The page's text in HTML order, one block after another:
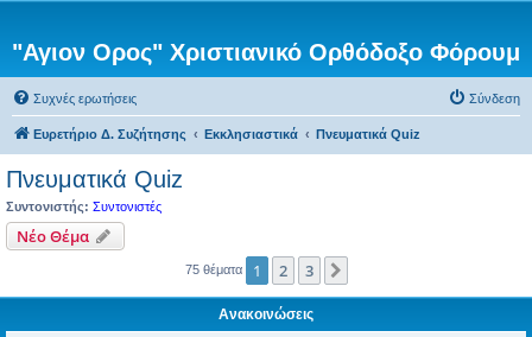
"Αγιον Ορος" Χριστιανικό Ορθόδοξο Φόρουμ
Συχνές ερωτήσεις Σύνδεση
Ευρετήριο Δ. Συζήτησης Εκκλησιαστικά Πνευματικά Quiz
Πνευματικά Quiz
Συντονιστής: Συντονιστές
Νέο Θέμα
75 θέματα 1 2 3
Ανακοινώσεις